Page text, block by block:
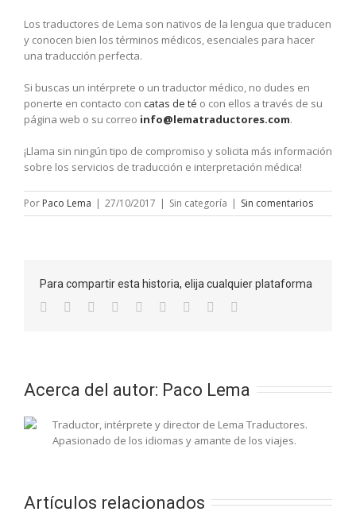
Los traductores de Lema son nativos de la lengua que traducen
y conocen bien los términos médicos, esenciales para hacer
una traducción perfecta.
Si buscas un intérprete o un traductor médico, no dudes en
ponerte en contacto con catas de té o con ellos a través de su
página web o su correo info@lematraductores.com.
¡Llama sin ningún tipo de compromiso y solicita más información
sobre los servicios de traducción e interpretación médica!
Por Paco Lema | 27/10/2017 | Sin categoría | Sin comentarios
Para compartir esta historia, elija cualquier plataforma
Acerca del autor: Paco Lema
Traductor, intérprete y director de Lema Traductores.
Apasionado de los idiomas y amante de los viajes.
Artículos relacionados